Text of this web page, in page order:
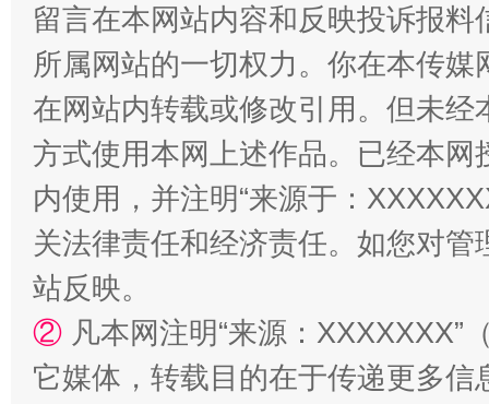
留言在本网站内容和反映投诉报
所属网站的一切权力。你在本传
在网站内转载或修改引用。但未
方式使用本网上述作品。已经本
内使用，并注明“来源于：
关法律责任和经济责任。如您对
站反映。
② 凡本网注明“来源：
它媒体，转载目的在于传递更多